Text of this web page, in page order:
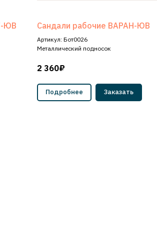
ЮВ Сандали рабочие ВАРАН-ЮВ
Артикул: Бот0026
Металлический подносок
2 360₽
Подробнее Заказать